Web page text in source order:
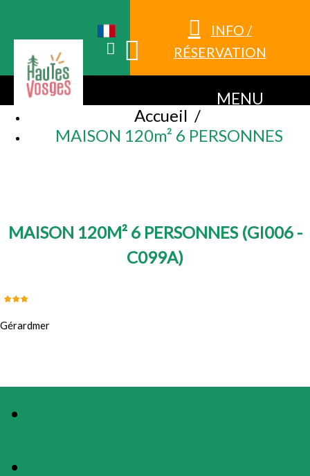
INFO /
RÉSERVATION
MENU
Accueil /
MAISON 120m² 6 PERSONNES
MAISON 120M² 6 PERSONNES (GI006 -
C099A)
Gérardmer